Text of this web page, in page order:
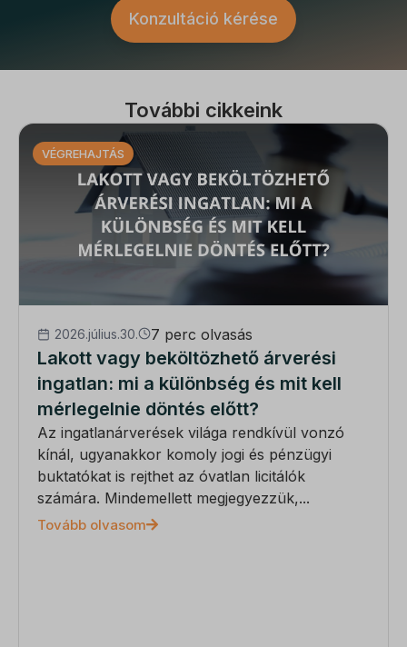
Konzultáció kérése
További cikkeink
VÉGREHAJTÁS
2026.július.30. 7 perc olvasás
Lakott vagy beköltözhető árverési
ingatlan: mi a különbség és mit kell
mérlegelnie döntés előtt?
Az ingatlanárverések világa rendkívül vonzó
kínál, ugyanakkor komoly jogi és pénzügyi
buktatókat is rejthet az óvatlan licitálók
számára. Mindemellett megjegyezzük,...
Tovább olvasom